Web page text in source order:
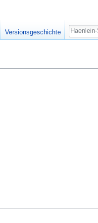
Versionsgeschichte
Suche